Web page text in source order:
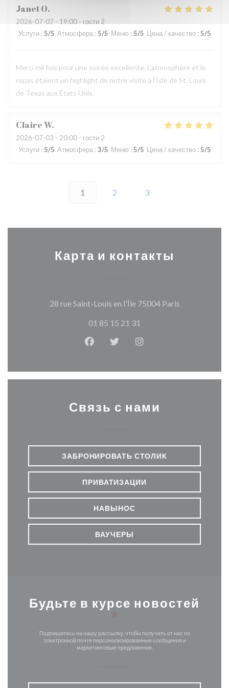
JanetO
2026-07-07 - 19:00 - гости 2
Услуги : 5/5 Атмосфера : 5/5 Меню : 5/5 Цена / качество : 5/5
Merci mil fois pour une soirée excellente. L’atmosphère et le
repas étaient un highlight de notre visite à l’Isle de St. Louis
de Texas aux États Unis.
ClaireW
2026-07-03 - 20:00 - гости 2
Услуги : 5/5 Атмосфера : 3/5 Меню : 5/5 Цена / качество : 5/5
1 2 3
Карта и контакты
28 rue Saint-Louis en l'Île 75004 Paris
01 85 15 21 31
Facebook ((открывается в новом
Twitter ((открывается в
Instagram
Связь с нами
ЗАБРОНИРОВАТЬ СТОЛИК
ПРИВАТИЗАЦИИ
НАВЫНОС
ВАУЧЕРЫ
Будьте в курсе новостей
Подпишитесь на нашу рассылку, чтобы получать от нас по
электронной почте персонализированные сообщения и
маркетинговые предложения.